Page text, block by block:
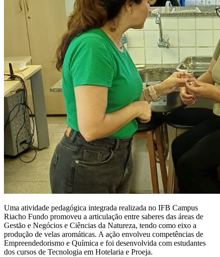
Uma atividade pedagógica integrada realizada no IFB Campus
Riacho Fundo promoveu a articulação entre saberes das áreas de
Gestão e Negócios e Ciências da Natureza, tendo como eixo a
produção de velas aromáticas. A ação envolveu competências de
Empreendedorismo e Química e foi desenvolvida com estudantes
dos cursos de Tecnologia em Hotelaria e Proeja.